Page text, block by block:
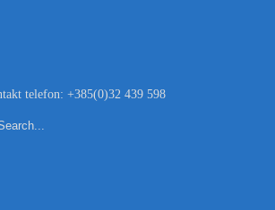
telefon: +385(0)32 439 598